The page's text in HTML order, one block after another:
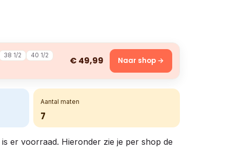
38 1/2
40 1/2
€ 49,99 Naar shop →
Aantal maten
7
er voorraad. Hieronder zie je per shop de